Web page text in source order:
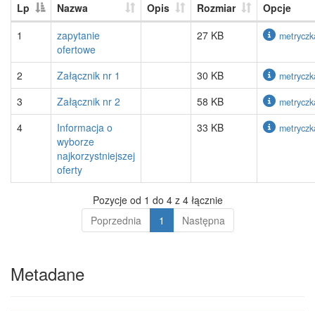
Lp Nazwa Opis Rozmiar
Opcje
1
zapytanie
ofertowe
27 KB
2 Załącznik nr 1 30 KB
3 Załącznik nr 2 58 KB
4
Informacja o
wyborze
najkorzystniejszej
oferty
33 KB
Pozycje od 1 do 4 z 4 łącznie
Poprzednia
1 Następna
Metadane